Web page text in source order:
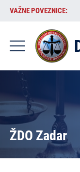
Skoči
sadržaj
VAŽNE
POVEZNICE:
VAŽNE POVEZNICE:
ŽDO Zadar